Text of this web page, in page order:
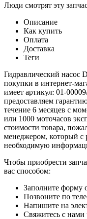
Люди смотрят эту
Описание
Как купить
Оплата
Доставка
Теги
Гидравлический насос
покупки в интернет-
имеет артикул: 01-
предоставляем
течение 6 месяцев с
или 1000 моточасов
стоимости товара,
менеджером, который с
необходимую
Чтобы приобрести
вас способом:
Заполните форму
Позвоните по
Напишите на
Свяжитесь с нами